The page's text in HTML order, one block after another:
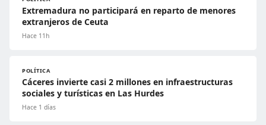
Extremadura no participará en reparto de menores
extranjeros de Ceuta
Hace 11h
POLÍTICA
Cáceres invierte casi 2 millones en infraestructuras
sociales y turísticas en Las Hurdes
Hace 1 días